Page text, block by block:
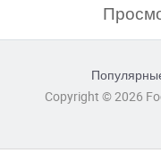
Copyright © 2026